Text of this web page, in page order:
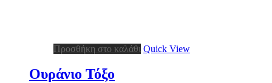
Προσθήκη στο καλάθι Quick View
Ουράνιο Τόξο